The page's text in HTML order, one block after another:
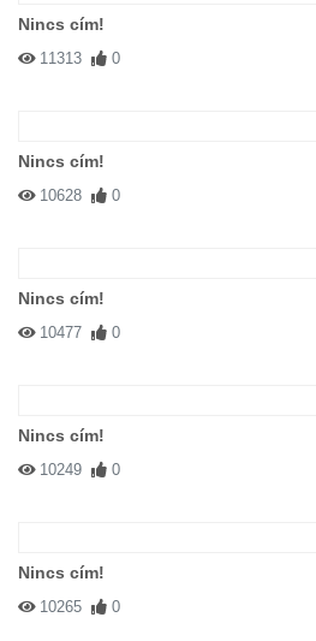
Nincs cím!
11313 0
Nincs cím!
10628 0
Nincs cím!
10477 0
Nincs cím!
10249 0
Nincs cím!
10265 0